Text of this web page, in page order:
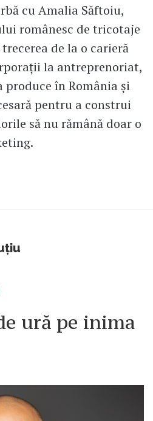
cu Amalia Săftoiu,
românesc de tricotaje
de la o carieră
la antreprenoriat,
produce în România și
pentru a construi
să nu rămână doar o
ură pe inima